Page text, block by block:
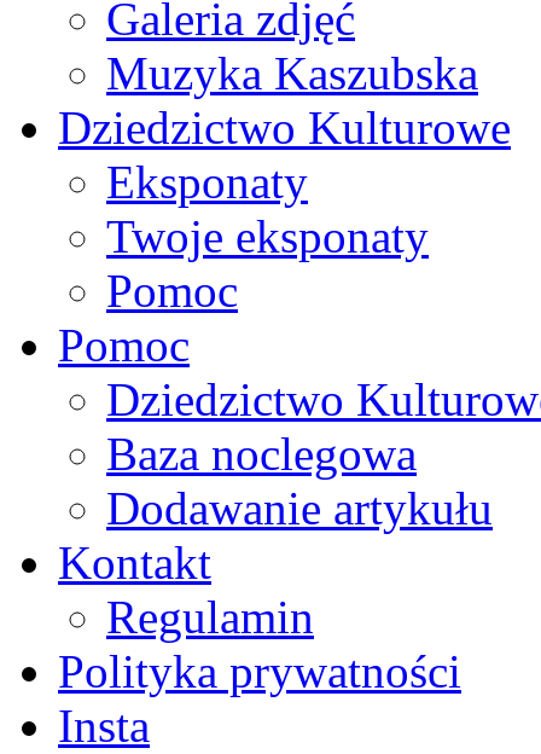
Galeria zdjęć
Muzyka Kaszubska
Dziedzictwo Kulturowe
Eksponaty
Twoje eksponaty
Pomoc
Pomoc
Dziedzictwo
Baza noclegowa
Dodawanie artykułu
Kontakt
Regulamin
Polityka prywatności
Insta